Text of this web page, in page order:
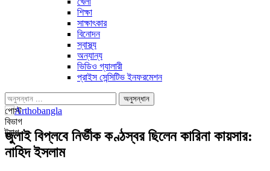
শিক্ষা
সাক্ষাৎকার
বিনোদন
স্বাস্থ্য
অন্যান্য
ভিডিও গ্যালারী
প্রাইস সেন্সিটিভ ইনফরমেশন
পোস্ট
বিভাগ
ট্যাগ
জুলাই বিপ্লবে নির্ভীক কণ্ঠস্বর ছিলেন কারিনা কায়সার:
নাহিদ ইসলাম